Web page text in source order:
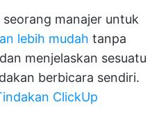
manajer untuk
lebih mudah tanpa
menjelaskan sesuatu
berbicara sendiri.
ClickUp